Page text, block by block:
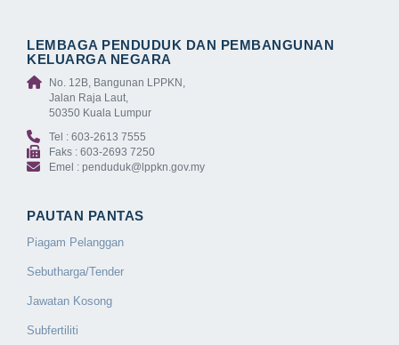
LEMBAGA PENDUDUK DAN PEMBANGUNAN
KELUARGA NEGARA
No. 12B, Bangunan LPPKN,
Jalan Raja Laut,
50350 Kuala Lumpur
Tel : 603-2613 7555
Faks : 603-2693 7250
Emel : penduduk@lppkn.gov.my
PAUTAN PANTAS
Piagam Pelanggan
Sebutharga/Tender
Jawatan Kosong
Subfertiliti